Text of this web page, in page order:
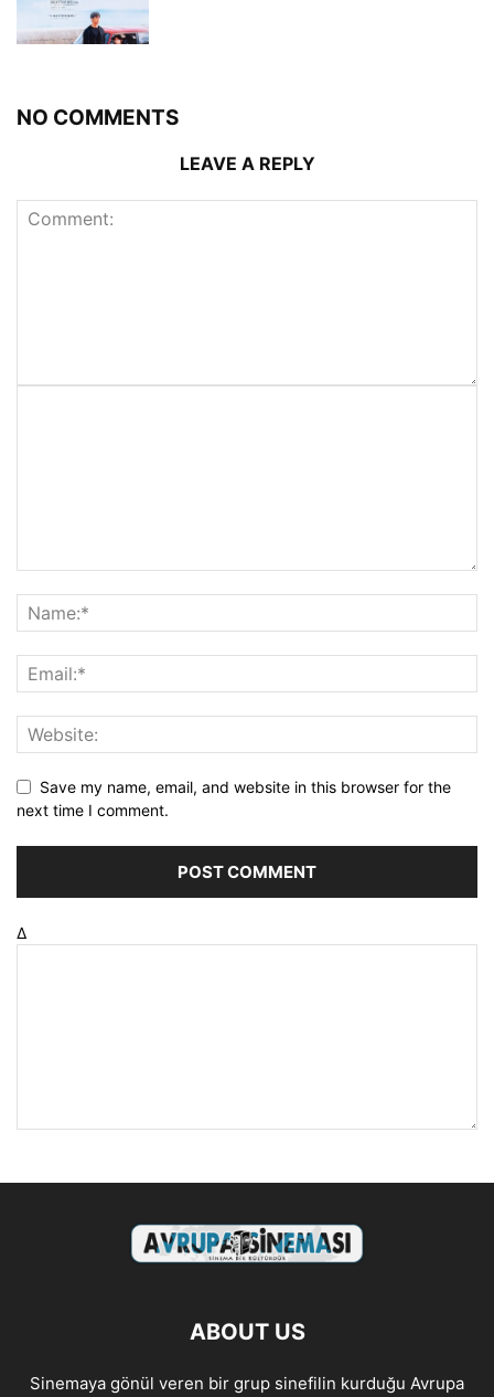
NO COMMENTS
LEAVE A REPLY
Save my name, email, and website in this browser for the
next time I comment.
Δ
ABOUT US
Sinemaya gönül veren bir grup sinefilin kurduğu Avrupa